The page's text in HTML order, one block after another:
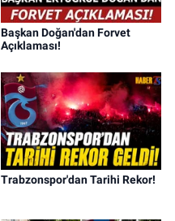
Başkan Doğan'dan Forvet
Açıklaması!
Trabzonspor'dan Tarihi Rekor!